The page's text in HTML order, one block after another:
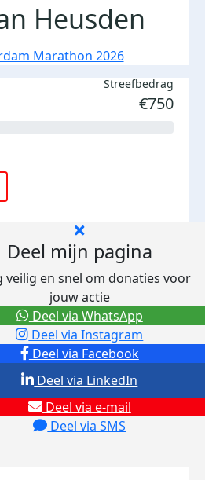
Heusden
Marathon 2026
Streefbedrag
€750
Deel mijn pagina
veilig en snel om donaties voor
jouw actie
Deel via Facebook
Deel via Instagram
Deel via e-mail
Deel via SMS
Deel via LinkedIn
Deel via WhatsApp